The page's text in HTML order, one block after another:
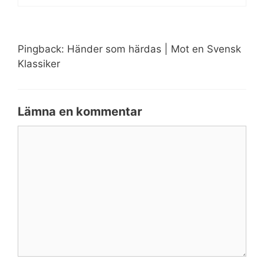
Pingback: Händer som härdas | Mot en Svensk
Klassiker
Lämna en kommentar